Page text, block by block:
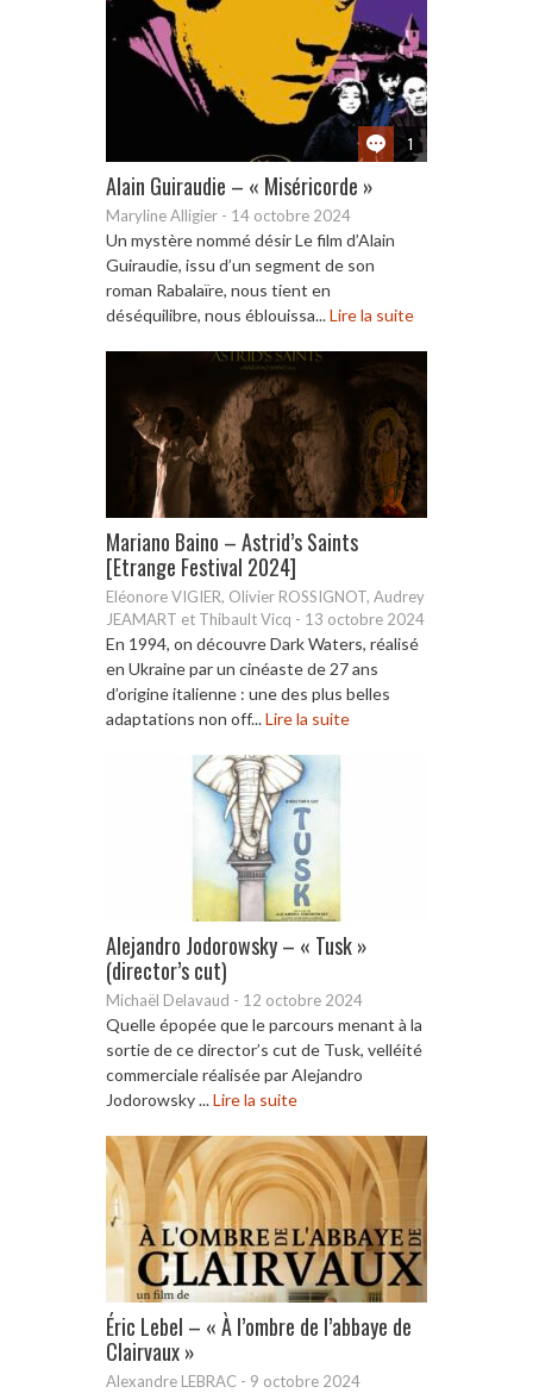
1
Alain Guiraudie – « Miséricorde »
Maryline Alligier - 14 octobre 2024
Un mystère nommé désir Le film d’Alain
Guiraudie, issu d’un segment de son
roman Rabalaïre, nous tient en
déséquilibre, nous éblouissa...Lire la suite
Mariano Baino – Astrid’s Saints
[Etrange Festival 2024]
Eléonore VIGIER, Olivier ROSSIGNOT, Audrey
JEAMART et Thibault Vicq - 13 octobre 2024
En 1994, on découvre Dark Waters, réalisé
en Ukraine par un cinéaste de 27 ans
d’origine italienne : une des plus belles
adaptations non off...Lire la suite
Alejandro Jodorowsky – « Tusk »
(director’s cut)
Michaël Delavaud - 12 octobre 2024
Quelle épopée que le parcours menant à la
sortie de ce director’s cut de Tusk, velléité
commerciale réalisée par Alejandro
Jodorowsky ...Lire la suite
Éric Lebel – « À l’ombre de l’abbaye de
Clairvaux »
Alexandre LEBRAC - 9 octobre 2024